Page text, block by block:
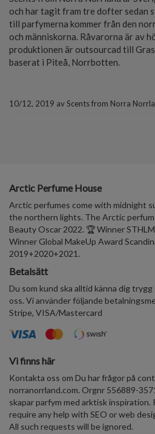
och har tagit fram tre dofter sedan
till parfymerna kommer från den
och människorna. Råvarorna är av
produktionen är outsourcad till
baserat i Piteå, Norrbotten.
10/12, 2019 avScents from Norra
Arctic Perfume House
Arctic perfumes come with midnight
the northern lights. The Arctic
Beauty Oscar 2022. 🏆 Winner
Winner Global MakeUp Award
2019+2020+2021.
Betalsätt
Du som kund ska alltid känna dig
oss. Vi använder följande
Stripe, VISA/Mastercard
Vi finns här
Kontakta oss om Du har frågor på
norranorrland.com. Orgnr 556889-
skapar parfym med arktisk
require any help with SEO or web
All such requests will be ignored.